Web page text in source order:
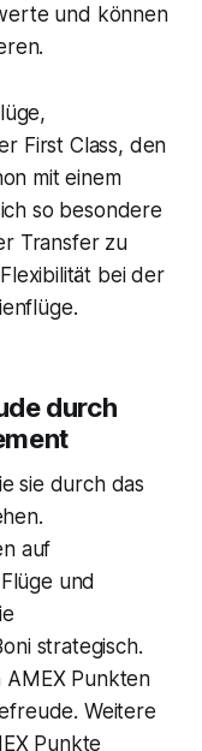
und können
First Class, den
mit einem
so besondere
Transfer zu
bei der
durch
sie durch das
auf
und
strategisch.
AMEX Punkten
Weitere
Punkte